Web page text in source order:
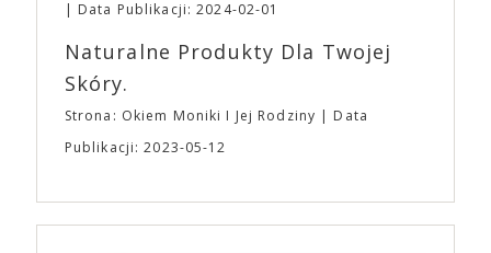
Data Publikacji: 2024-02-01
Naturalne Produkty Dla Twojej
Skóry.
Strona: Okiem Moniki I Jej Rodziny
Data
Publikacji: 2023-05-12